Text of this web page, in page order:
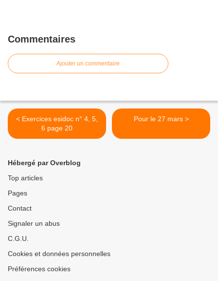
Commentaires
Ajouter un commentaire
< Exercices esidoc n° 4, 5,
6 page 20
Pour le 27 mars >
Hébergé par Overblog
Top articles
Pages
Contact
Signaler un abus
C.G.U.
Cookies et données personnelles
Préférences cookies